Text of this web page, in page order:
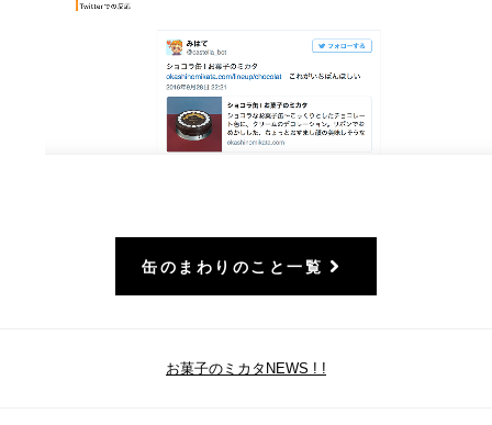
缶のまわりのこと一覧
お菓子のミカタNEWS ! !